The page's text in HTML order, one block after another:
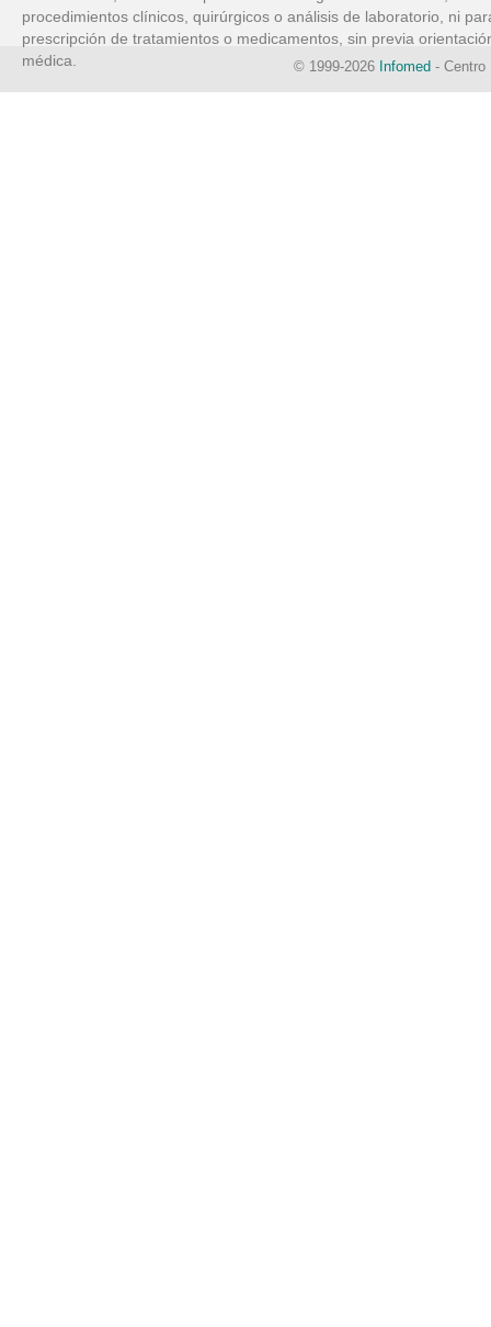
procedimientos clínicos, quirúrgicos o análisis de laboratorio, ni
prescripción de tratamientos o medicamentos, sin previa
médica.
© 1999-2026 Infomed - Centro